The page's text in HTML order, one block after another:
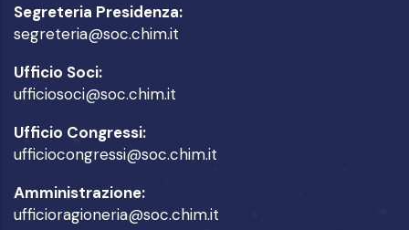
Segreteria Presidenza:
segreteria@soc.chim.it
Ufficio Soci:
ufficiosoci@soc.chim.it
Ufficio Congressi:
ufficiocongressi@soc.chim.it
Amministrazione:
ufficioragioneria@soc.chim.it